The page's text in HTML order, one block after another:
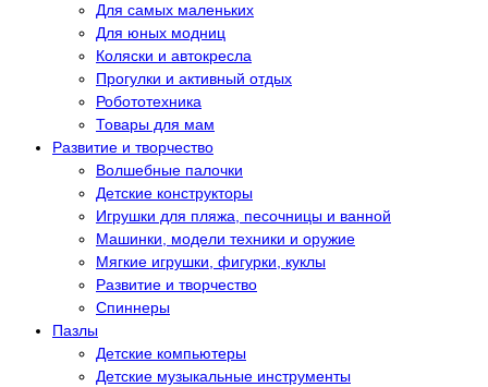
Для самых маленьких
Для юных модниц
Коляски и автокресла
Прогулки и активный отдых
Робототехника
Товары для мам
Развитие и творчество
Волшебные палочки
Детские конструкторы
Игрушки для пляжа, песочницы и ванной
Машинки, модели техники и оружие
Мягкие игрушки, фигурки, куклы
Развитие и творчество
Спиннеры
Пазлы
Детские компьютеры
Детские музыкальные инструменты